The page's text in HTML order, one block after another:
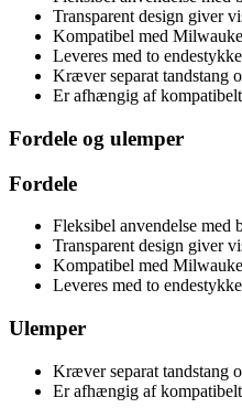
Transparent design giver
Kompatibel med
Leveres med to
Kræver separat tandstang
Er afhængig af
Fordele og ulemper
Fordele
Fleksibel anvendelse med
Transparent design giver
Kompatibel med
Leveres med to
Ulemper
Kræver separat tandstang
Er afhængig af